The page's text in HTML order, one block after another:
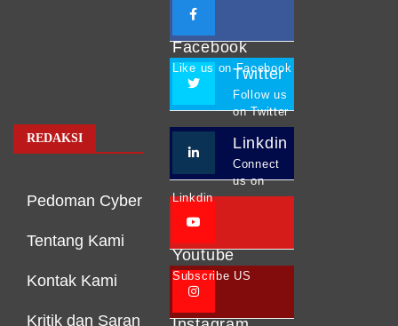
REDAKSI
Pedoman Cyber
Tentang Kami
Kontak Kami
Kritik dan Saran
Facebook
Like us on Facebook
Twitter
Follow us
on Twitter
Linkdin
Connect
us on
Linkdin
Youtube
Subscribe US